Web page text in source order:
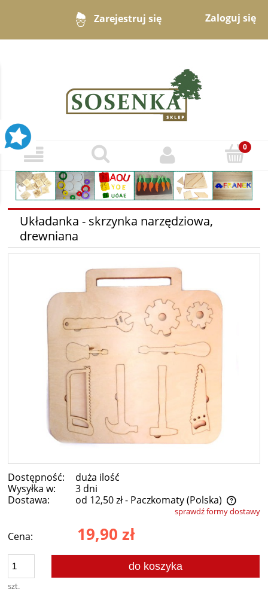
Zarejestruj się Zaloguj się
Układanka - skrzynka narzędziowa,
drewniana
Dostępność:
duża ilość
Wysyłka w:
3 dni
Dostawa:
od 12,50 zł- Paczkomaty(Polska)
Cena nie zawiera ewentualnych kosztów płatnościsprawdź formy dostawy
Cena: 19,90 zł
szt.
do koszyka